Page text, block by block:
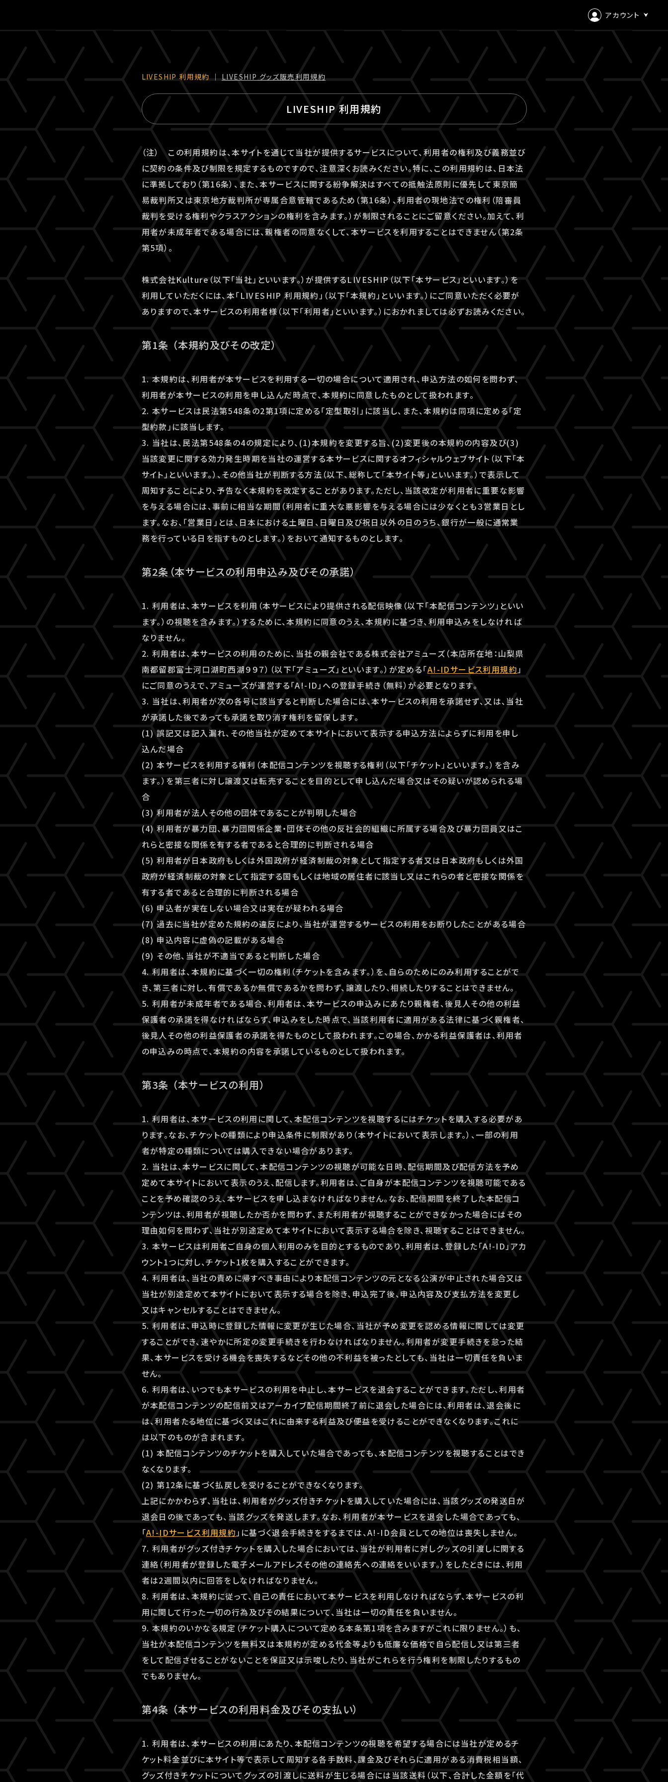
アカウント
ログイン
会員登録
LIVESHIP 利⽤規約｜LIVESHIP グッズ販売利⽤規約
LIVESHIP 利用規約
（注） この利用規約は、本サイトを通じて当社が提供するサービスについて、利用者の権利及び義務並び
に契約の条件及び制限を規定するものですので、注意深くお読みください。特に、この利用規約は、日本法
に準拠しており（第16条）、また、本サービスに関する紛争解決はすべての抵触法原則に優先して東京簡
易裁判所又は東京地方裁判所が専属合意管轄であるため（第16条）、利用者の現地法での権利（陪審員
裁判を受ける権利やクラスアクションの権利を含みます。）が制限されることにご留意ください。加えて、利
用者が未成年者である場合には、親権者の同意なくして、本サービスを利用することはできません（第2条
第5項）。
株式会社Kulture（以下「当社」といいます。）が提供するLIVESHIP（以下「本サービス」といいます。）を
利用していただくには、本「LIVESHIP 利用規約」（以下「本規約」といいます。）にご同意いただく必要が
ありますので、本サービスの利用者様（以下「利用者」といいます。）におかれましては必ずお読みください。
第1条 （本規約及びその改定）
1. 本規約は、利用者が本サービスを利用する一切の場合について適用され、申込方法の如何を問わず、
利用者が本サービスの利用を申し込んだ時点で、本規約に同意したものとして扱われます。
2. 本サービスは民法第548条の2第1項に定める「定型取引」に該当し、また、本規約は同項に定める「定
型約款」に該当します。
3. 当社は、民法第548条の4の規定により、(1)本規約を変更する旨、(2)変更後の本規約の内容及び(3)
当該変更に関する効力発生時期を当社の運営する本サービスに関するオフィシャルウェブサイト（以下「本
サイト」といいます。）、その他当社が判断する方法（以下、総称して「本サイト等」といいます。）で表示して
周知することにより、予告なく本規約を改定することがあります。ただし、当該改定が利用者に重要な影響
を与える場合には、事前に相当な期間（利用者に重大な悪影響を与える場合には少なくとも３営業日とし
ます。なお、「営業日」とは、日本における土曜日、日曜日及び祝日以外の日のうち、銀行が一般に通常業
務を行っている日を指すものとします。）をおいて通知するものとします。
第2条（本サービスの利用申込み及びその承諾）
1. 利用者は、本サービスを利用（本サービスにより提供される配信映像（以下「本配信コンテンツ」といい
ます。）の視聴を含みます。）するために、本規約に同意のうえ、本規約に基づき、利用申込みをしなければ
なりません。
2. 利用者は、本サービスの利用のために、当社の親会社である株式会社アミューズ（本店所在地：山梨県
南都留郡富士河口湖町西湖９９７）（以下「アミューズ」といいます。）が定める「A!-IDサービス利用規約」
にご同意のうえで、アミューズが運営する「A!-ID」への登録手続き（無料）が必要となります。
3. 当社は、利用者が次の各号に該当すると判断した場合には、本サービスの利用を承諾せず、又は、当社
が承諾した後であっても承諾を取り消す権利を留保します。
(1) 誤記又は記入漏れ、その他当社が定めて本サイトにおいて表示する申込方法によらずに利用を申し
込んだ場合
(2) 本サービスを利用する権利（本配信コンテンツを視聴する権利（以下「チケット」といいます。）を含み
ます。）を第三者に対し譲渡又は転売することを目的として申し込んだ場合又はその疑いが認められる場
合
(3) 利用者が法人その他の団体であることが判明した場合
(4) 利用者が暴力団、暴力団関係企業・団体その他の反社会的組織に所属する場合及び暴力団員又はこ
れらと密接な関係を有する者であると合理的に判断される場合
(5) 利用者が日本政府もしくは外国政府が経済制裁の対象として指定する者又は日本政府もしくは外国
政府が経済制裁の対象として指定する国もしくは地域の居住者に該当し又はこれらの者と密接な関係を
有する者であると合理的に判断される場合
(6) 申込者が実在しない場合又は実在が疑われる場合
(7) 過去に当社が定めた規約の違反により、当社が運営するサービスの利用をお断りしたことがある場合
(8) 申込内容に虚偽の記載がある場合
(9) その他、当社が不適当であると判断した場合
4. 利用者は、本規約に基づく一切の権利（チケットを含みます。）を、自らのためにのみ利用することがで
き、第三者に対し、有償であるか無償であるかを問わず、譲渡したり、相続したりすることはできません。
5. 利用者が未成年者である場合、利用者は、本サービスの申込みにあたり親権者、後見人その他の利益
保護者の承諾を得なければならず、申込みをした時点で、当該利用者に適用がある法律に基づく親権者、
後見人その他の利益保護者の承諾を得たものとして扱われます。この場合、かかる利益保護者は、利用者
の申込みの時点で、本規約の内容を承諾しているものとして扱われます。
第3条 （本サービスの利用）
1. 利用者は、本サービスの利用に関して、本配信コンテンツを視聴するにはチケットを購入する必要があ
ります。なお、チケットの種類により申込条件に制限があり（本サイトにおいて表示します。）、一部の利用
者が特定の種類については購入できない場合があります。
2. 当社は、本サービスに関して、本配信コンテンツの視聴が可能な日時、配信期間及び配信方法を予め
定めて本サイトにおいて表示のうえ、配信します。利用者は、ご自身が本配信コンテンツを視聴可能である
ことを予め確認のうえ、本サービスを申し込まなければなりません。なお、配信期間を終了した本配信コ
ンテンツは、利用者が視聴したか否かを問わず、また利用者が視聴することができなかった場合にはその
理由如何を問わず、当社が別途定めて本サイトにおいて表示する場合を除き、視聴することはできません。
3. 本サービスは利用者ご自身の個人利用のみを目的とするものであり、利用者は、登録した「A!-ID」アカ
ウント1つに対し、チケット1枚を購入することができます。
4. 利用者は、当社の責めに帰すべき事由により本配信コンテンツの元となる公演が中止された場合又は
当社が別途定めて本サイトにおいて表示する場合を除き、申込完了後、申込内容及び支払方法を変更し
又はキャンセルすることはできません。
5. 利用者は、申込時に登録した情報に変更が生じた場合、当社が予め変更を認める情報に関しては変更
することができ、速やかに所定の変更手続きを行わなければなりません。利用者が変更手続きを怠った結
果、本サービスを受ける機会を喪失するなどその他の不利益を被ったとしても、当社は一切責任を負いま
せん。
6. 利用者は、いつでも本サービスの利用を中止し、本サービスを退会することができます。ただし、利用者
が本配信コンテンツの配信前又はアーカイブ配信期間終了前に退会した場合には、利用者は、退会後に
は、利用者たる地位に基づく又はこれに由来する利益及び便益を受けることができなくなります。これに
は以下のものが含まれます。
(1) 本配信コンテンツのチケットを購入していた場合であっても、本配信コンテンツを視聴することはでき
なくなります。
(2) 第12条に基づく払戻しを受けることができなくなります。
上記にかかわらず、当社は、利用者がグッズ付きチケットを購入していた場合には、当該グッズの発送日が
退会日の後であっても、当該グッズを発送します。なお、利用者が本サービスを退会した場合であっても、
「A!-IDサービス利用規約」に基づく退会手続きをするまでは、A!-ID会員としての地位は喪失しません。
7. 利用者がグッズ付きチケットを購入した場合においては、当社が利用者に対しグッズの引渡しに関する
連絡（利用者が登録した電子メールアドレスその他の連絡先への連絡をいいます。）をしたときには、利用
者は2週間以内に回答をしなければなりません。
8. 利用者は、本規約に従って、自己の責任において本サービスを利用しなければならず、本サービスの利
用に関して行った一切の行為及びその結果について、当社は一切の責任を負いません。
9. 本規約のいかなる規定（チケット購入について定める本条第1項を含みますがこれに限りません。）も、
当社が本配信コンテンツを無料又は本規約が定める代金等よりも低廉な価格で自ら配信し又は第三者
をして配信させることがないことを保証又は示唆したり、当社がこれらを行う権利を制限したりするもの
でもありません。
第4条 （本サービスの利用料金及びその支払い）
1. 利用者は、本サービスの利用にあたり、本配信コンテンツの視聴を希望する場合には当社が定めるチ
ケット料金並びに本サイト等で表示して周知する各手数料、課金及びそれらに適用がある消費税相当額、
グッズ付きチケットについてグッズの引渡しに送料が生じる場合には当該送料（以下、合計した金額を「代